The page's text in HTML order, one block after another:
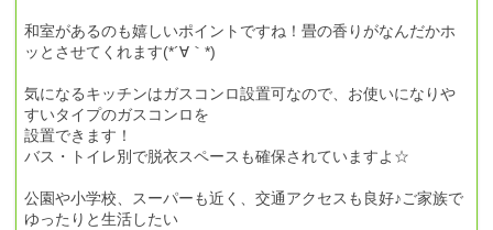
和室があるのも嬉しいポイントですね！畳の香りがなんだかホ
ッとさせてくれます(*´∀｀*)
気になるキッチンはガスコンロ設置可なので、お使いになりや
すいタイプのガスコンロを
設置できます！
バス・トイレ別で脱衣スペースも確保されていますよ☆
公園や小学校、スーパーも近く、交通アクセスも良好♪ご家族で
ゆったりと生活したい